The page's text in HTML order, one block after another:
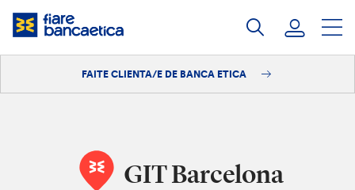
Saltar
FAITE CLIENTA/E DE BANCA ETICA
GIT Barcelona